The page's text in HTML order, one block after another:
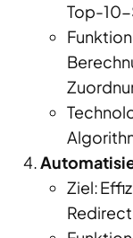
Top-10-
Ziel: